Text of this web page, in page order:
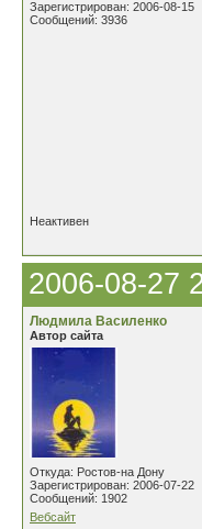
Зарегистрирован: 2006-08-15
Сообщений: 3936
Неактивен
2006-08-27
Людмила Василенко
Автор сайта
Откуда: Ростов-на Дону
Зарегистрирован: 2006-07-22
Сообщений: 1902
Вебсайт